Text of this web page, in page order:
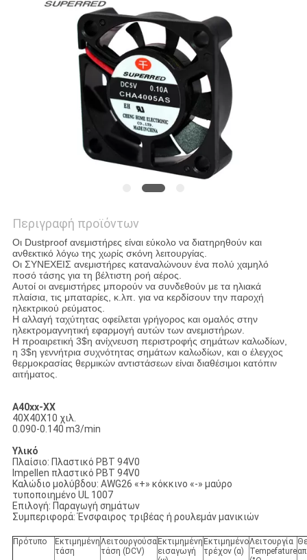
SITEMAP
Περιγραφή προϊόντων
Οι Dustproof ανεμιστήρες είναι εύκολο να διατηρηθούν και
ανθεκτικό λόγω της χωρίς σκόνη λειτουργίας.
Οι ΣΥΝΕΧΕΙΣ ανεμιστήρες καταναλώνουν ένα πολύ χαμηλό
ποσό τάσης για τη βέλτιστη ροή αέρος.
Αυτοί οι ανεμιστήρες μπορούν να συνδεθούν με τα ηλιακά
πλαίσια, τις μπαταρίες, κ.λπ. για να κερδίσουν την παροχή
ηλεκτρικού ρεύματος.
Η αλλαγή ταχύτητας οφείλεται γρήγορος και ομαλός στην
ηλεκτρομαγνητική εφαρμογή αυτών των ανεμιστήρων.
Η προαιρετική 3$η ανίχνευση περιστροφής σημάτων καλωδίων,
η 3$η γεννήτρια συχνότητας σημάτων καλωδίων, και ο έλεγχος
θερμοκρασίας θερμικών αντιστάσεων είναι διαθέσιμοι κατόπιν
αιτήματος.
A40xx-ΧΧ
40X40X10 χιλ.
0.090-0.140 m3/min
Υλικό
Πλαίσιο: Πλαστικό PBT 94V0
Impellen πλαστικό PBT 94V0
Καλώδιο μολύβδου: AWG26 «+» κόκκινο «-» μαύρο
τυποποιημένο UL 1007
Επιλογή: Παραγωγή σημάτων
Συμπεριφορά: Ένσφαιρος τριβέας ή ρουλεμάν μανικιών
Πρότυπο
Εκτιμημένη
τάση
Λειτουργούσα
τάση (DCV)
Εκτιμημένη
εισαγωγή
Εκτιμημένο
τρέχον (α)
Λειτουργία
Tempefature